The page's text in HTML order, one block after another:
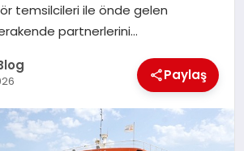
temsilcileri ile önde gelen
partnerlerini…
Paylaş